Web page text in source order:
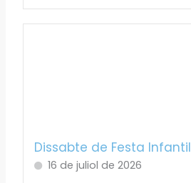
Dissabte de Festa Infantil
16 de juliol de 2026